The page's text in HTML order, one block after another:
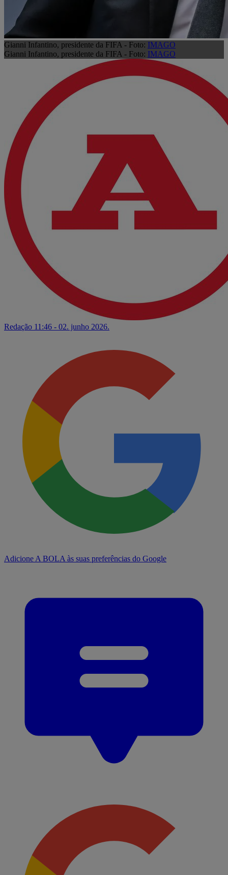
Gianni Infantino, presidente da FIFA - Foto: IMAGO
Gianni Infantino, presidente da FIFA - Foto: IMAGO
Redação 11:46 - 02. junho 2026.
Adicione A BOLA às suas preferências do Google